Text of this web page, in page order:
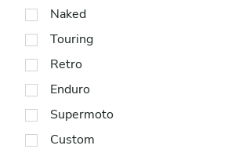
Naked
Touring
Retro
Enduro
Supermoto
Custom